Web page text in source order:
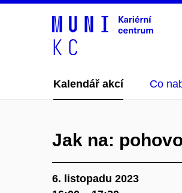
Kalendář akcí Co
Jak na:
6. listopadu 2023